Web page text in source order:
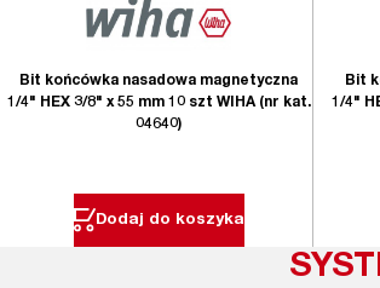
Bit końcówka nasadowa magnetyczna
1/4" HEX 3/8" x 55 mm 10 szt WIHA (nr kat.
04640)
Dodaj do koszyka
Bit
1/4"